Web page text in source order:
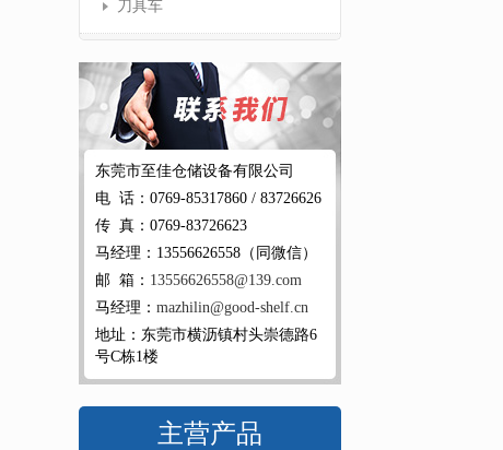
刀具车
东莞市至佳仓储设备有限公司
电 话：0769-85317860 / 83726626
传 真：0769-83726623
马经理：13556626558（同微信）
邮 箱： 13556626558@139.com
马经理： mazhilin@good-shelf.cn
地址：东莞市横沥镇村头崇德路6
号C栋1楼
主营产品